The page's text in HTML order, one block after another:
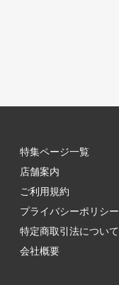
特集ページ一覧
店舗案内
ご利用規約
プライバシーポリシー
特定商取引法について
会社概要